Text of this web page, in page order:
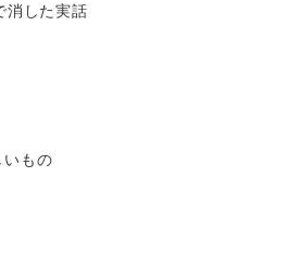
消した実話
いもの